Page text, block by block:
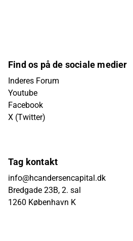
Find os på de sociale medier
Inderes Forum
Youtube
Facebook
X (Twitter)
Tag kontakt
info@hcandersencapital.dk
Bredgade 23B, 2. sal
1260 København K